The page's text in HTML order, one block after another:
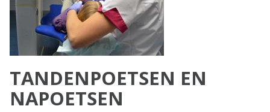
TANDENPOETSEN EN
NAPOETSEN